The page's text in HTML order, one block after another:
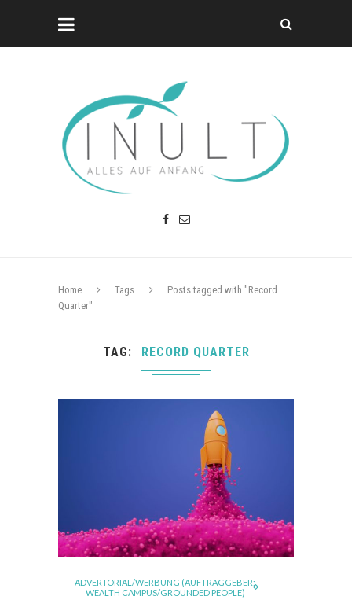
Home Tags
Posts tagged with "Record
Quarter"
TAG RECORD QUARTER
ADVERTORIAL/WERBUNG (AUFTRAGGEBER:
WEALTH CAMPUS/GROUNDED PEOPLE)